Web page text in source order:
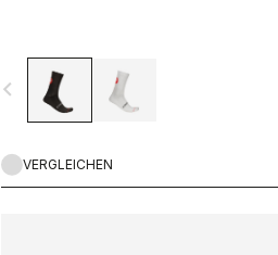
navigate_before
VERGLEICHEN